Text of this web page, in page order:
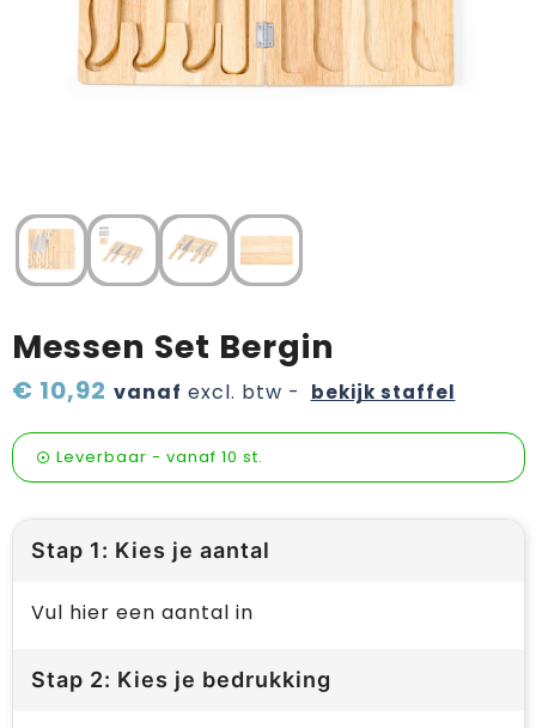
Verzorging & welness
Pasen
Wijn, bier en proeverij
Zomerpakketten
Messen Set Bergin
€ 10,92 vanaf excl. btw - bekijk staffel
Leverbaar - vanaf 10 st.
Stap 1: Kies je aantal
Vul hier een aantal in
Stap 2: Kies je bedrukking